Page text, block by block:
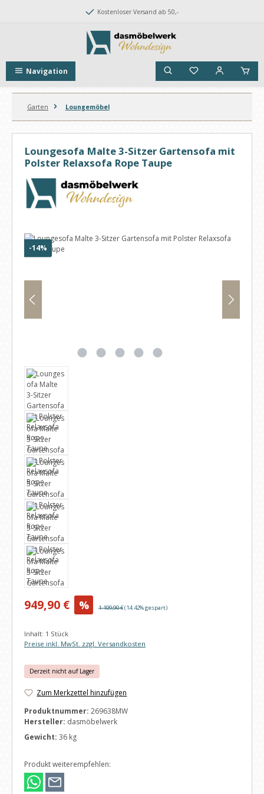
Zum Hauptinhalt springenKostenloser Versand ab 50,-
Navigation
Garten Loungemöbel
Loungesofa Malte 3-Sitzer Gartensofa mit
Polster Relaxsofa Rope Taupe
Bildergalerie überspringen
-14% Rabatt
Verkaufspreis:
949,90 € % Regulärer Preis:
1.109,90 €(14.42% gespart)
Inhalt: 1 Stück
Preise inkl. MwSt. zzgl. Versandkosten
Derzeit nicht auf Lager
Zum Merkzettel hinzufügen
Produktnummer: 269638MW
Hersteller: dasmöbelwerk
Gewicht: 36 kg
Produkt weiterempfehlen: